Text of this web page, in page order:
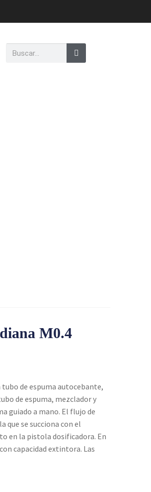
M0.4
tubo de espuma autocebante,
de espuma, mezclador y
guiado a mano. El flujo de
que se succiona con el
en la pistola dosificadora. En
capacidad extintora. Las